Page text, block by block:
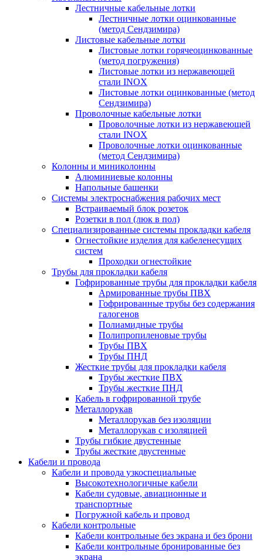
Лестничные кабельные лотки
Лестничные лотки оцинкованные
(метод Сендзимира)
Листовые кабельные лотки
Листовые лотки горячеоцинкованные
(метод погружения)
Листовые лотки из нержавеющей
стали INOX
Листовые лотки оцинкованные (метод
Сендзимира)
Проволочные кабельные лотки
Проволочные лотки из нержавеющей
стали INOX
Проволочные лотки оцинкованные
(метод Сендзимира)
Колонны и миниколонны
Алюминиевые колонны
Напольные башенки
Системы электроснабжения рабочих мест
Встраиваемый блок розеток
Розетки в пол (люк в пол)
Специализированные системы прокладки кабеля
Огнестойкие изделия для кабеленесущих
систем
Проходки огнестойкие
Трубы для прокладки кабеля
Гофрированные трубы для прокладки кабеля
Армированные трубы ПВХ
Гофрированные трубы без содержания
галогенов
Полиамидные трубы
Полипропиленовые трубы
Трубы ПВХ
Трубы ПНД
Жесткие трубы для прокладки кабеля
Трубы жесткие ПВХ
Трубы жесткие ПНД
Кабель в гофрированной трубе
Металлорукав
Металлорукав без изоляции
Металлорукав с изоляцией
Трубы гибкие двустенные
Трубы жесткие двустенные
Кабели и провода
Кабели и провода узкоспециальные
Высокотехнологичные кабели
Кабели судовые, авиационные и
транспортные
Погружной кабель и провод
Кабели контрольные
Кабели контрольные без экрана и без брони
Кабели контрольные бронированные без
экрана